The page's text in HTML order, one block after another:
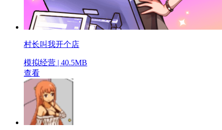
村长叫我开个店
模拟经营 | 40.5MB
查看